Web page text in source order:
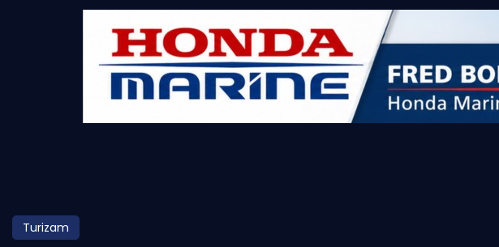
Morski plus
Pomorstvo
Turizam